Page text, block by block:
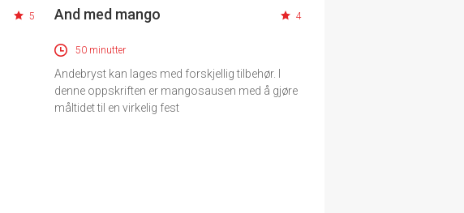
5 And med mango 4
50 minutter
Andebryst kan lages med forskjellig tilbehør. I
denne oppskriften er mangosausen med å gjøre
måltidet til en virkelig fest